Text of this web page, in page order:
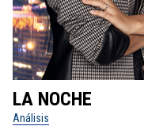
LA NOCHE
Análisis